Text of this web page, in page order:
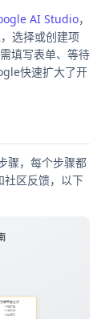
AI Studio，
选择或创建项
填写表单、等待
快速扩大了开
骤，每个步骤都
社区反馈，以下